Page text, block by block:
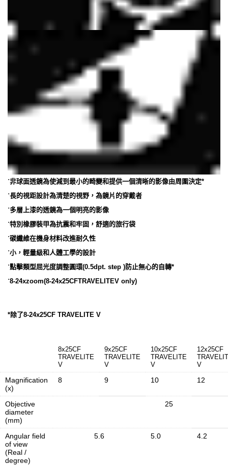
˙非球面透鏡為使減到最小的畸變和提供一個清晰的影像由周圍決定*
˙長的視距設計為清楚的視野，為鏡片的穿戴者
˙多層上漆的透鏡為一個明亮的影像
˙特別橡膠裝甲為抗震和牢固，舒適的旅行袋
˙碳纖維在機身材料改進耐久性
˙小，輕量級和人體工學的設計
˙點擊類型屈光度調整圓環(0.5dpt. step )防止無心的自轉*
˙8-24xzoom(8-24x25CFTRAVELITEV only)
*除了8-24x25CF TRAVELITE V
8x25CF
TRAVELITE
V
9x25CF
TRAVELITE
V
10x25CF
TRAVELITE
V
12x25CF
V
Magnification
(x)
8 9 10 12
Objective
diameter
(mm)
25
Angular field
of view
(Real /
degree)
5.6 5.0 4.2